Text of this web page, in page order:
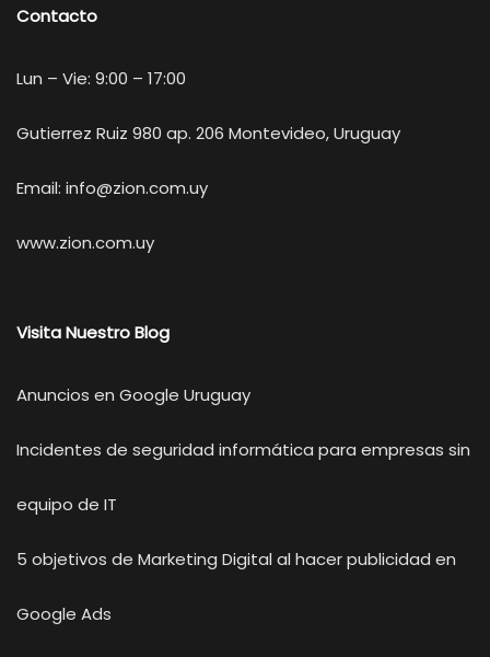
Contacto
Lun – Vie: 9:00 – 17:00
Gutierrez Ruiz 980 ap. 206 Montevideo, Uruguay
Email: info@zion.com.uy
www.zion.com.uy
Visita Nuestro Blog
Anuncios en Google Uruguay
Incidentes de seguridad informática para empresas sin
equipo de IT
5 objetivos de Marketing Digital al hacer publicidad en
Google Ads